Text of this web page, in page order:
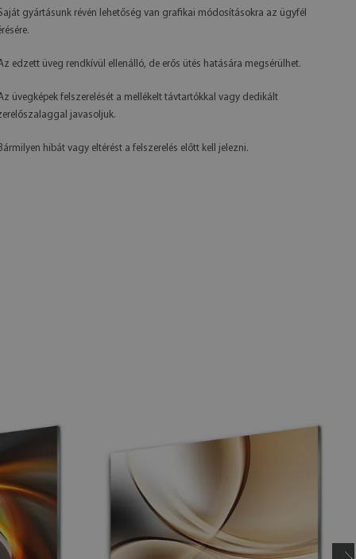
gyártásunk révén lehetőség van grafikai módosításokra az ügyfél
edzett üveg rendkívül ellenálló, de erős ütés hatására megsérülhet.
üvegképek felszerelését a mellékelt távtartókkal vagy dedikált
javasoljuk.
hibát vagy eltérést a felszerelés előtt kell jelezni.